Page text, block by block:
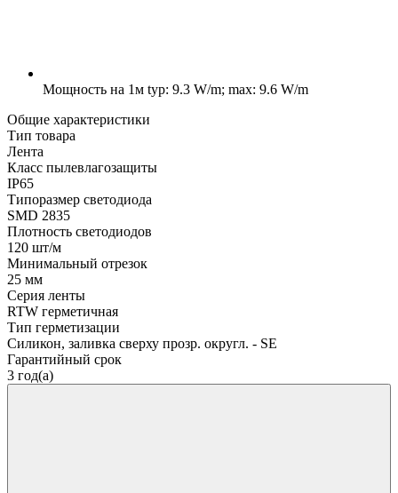
Мощность на 1м typ: 9.3 W/m; max: 9.6 W/m
Общие характеристики
Тип товара
Лента
Класс пылевлагозащиты
IP65
Типоразмер светодиода
SMD 2835
Плотность светодиодов
120 шт/м
Минимальный отрезок
25 мм
Серия ленты
RTW герметичная
Тип герметизации
Силикон, заливка сверху прозр. округл. - SE
Гарантийный срок
3 год(а)